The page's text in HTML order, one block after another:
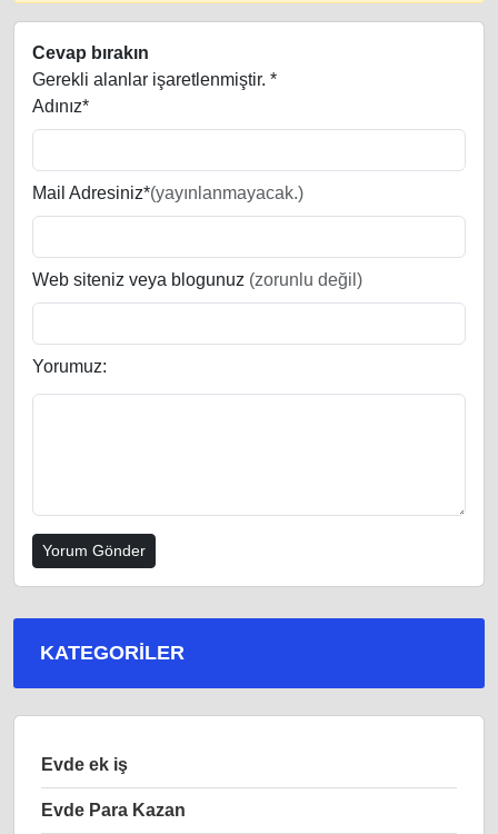
Cevap bırakın
Gerekli alanlar işaretlenmiştir. *
Adınız*
Mail Adresiniz*(yayınlanmayacak.)
Web siteniz veya blogunuz (zorunlu değil)
Yorumuz:
KATEGORILER
Evde ek iş
Evde Para Kazan